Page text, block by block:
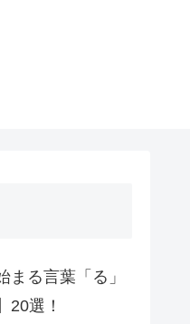
まる言葉「る」
20選！